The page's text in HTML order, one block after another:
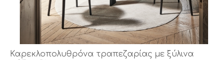
Καρεκλοπολυθρόνα τραπεζαρίας με ξύλινα